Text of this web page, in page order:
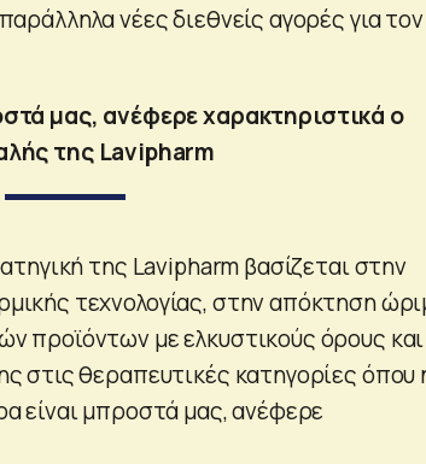
νέες διεθνείς αγορές για τον
μας, ανέφερε χαρακτηριστικά ο
της Lavipharm
της Lavipharm βασίζεται στην
τεχνολογίας, στην απόκτηση
προϊόντων με ελκυστικούς όρους και
στις θεραπευτικές κατηγορίες όπου
είναι μπροστά μας, ανέφερε